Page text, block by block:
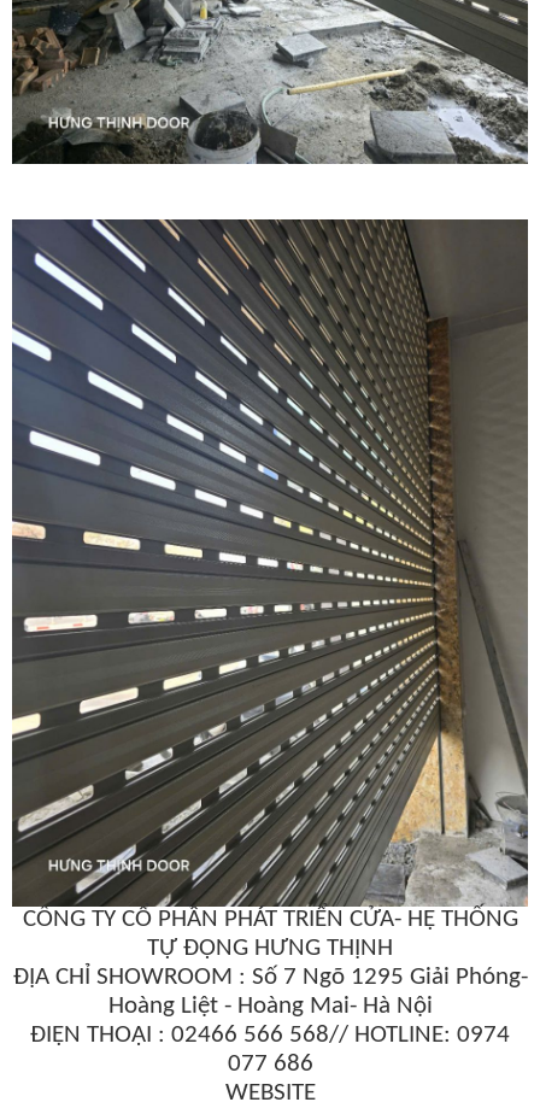
CÔNG TY CỔ PHẦN PHÁT TRIỂN CỬA- HỆ THỐNG
TỰ ĐỘNG HƯNG THỊNH
ĐỊA CHỈ SHOWROOM : Số 7 Ngõ 1295 Giải Phóng-
Hoàng Liệt - Hoàng Mai- Hà Nội
ĐIỆN THOẠI : 02466 566 568// HOTLINE: 0974
077 686
WEBSITE